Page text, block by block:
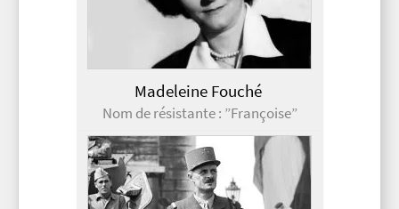
Madeleine Fouché
Nom de résistante : ”Françoise”